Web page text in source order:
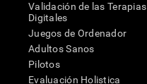
Validación de las Terapias
Digitales
Juegos de Ordenador
Adultos Sanos
Pilotos
Evaluación Holistica